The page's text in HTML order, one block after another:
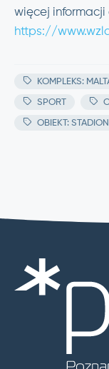
więcej informacji
https://
KOMPLEKS:
SPORT
OBIEKT: